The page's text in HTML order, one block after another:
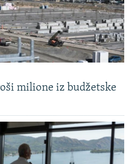
milione iz budžetske